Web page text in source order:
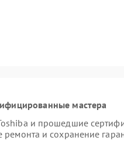
мастера
и прошедшие
ремонта и сохранение